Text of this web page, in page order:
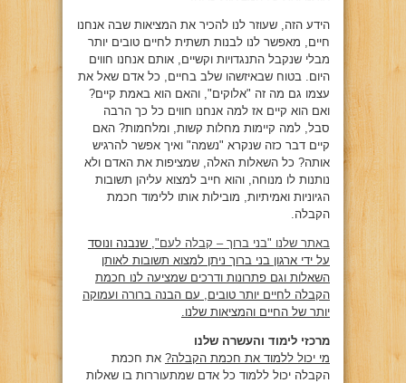
הידע הזה, שעוזר לנו להכיר את המציאות שבה אנחנו
חיים, מאפשר לנו לבנות תשתית לחיים טובים יותר
מבלי שנקבל התנגדויות וקשיים, אותם אנחנו חווים
היום. בטוח שבאיזשהו שלב בחיים, כל אדם שאל את
עצמו גם מה זה "אלוקים", והאם הוא באמת קיים?
ואם הוא קיים אז למה אנחנו חווים כל כך הרבה
סבל, למה קיימות מחלות קשות, ומלחמות? האם
קיים דבר כזה שנקרא "נשמה" ואיך אפשר להרגיש
אותה? כל השאלות האלה, שמציפות את האדם ולא
נותנות לו מנוחה, והוא חייב למצוא עליהן תשובות
הגיוניות ואמיתיות, מובילות אותו ללימוד חכמת
הקבלה.
באתר שלנו "בני ברוך – קבלה לעם", שנבנה ונוסד
על ידי ארגון בני ברוך ניתן למצוא תשובות לאותן
השאלות וגם פתרונות ודרכים שמציעה לנו חכמת
הקבלה לחיים יותר טובים, עם הבנה ברורה ועמוקה
יותר של החיים והמציאות שלנו.
מרכזי לימוד והעשרה שלנו
מי יכול ללמוד את חכמת הקבלה? את חכמת
הקבלה יכול ללמוד כל אדם שמתעוררות בו שאלות